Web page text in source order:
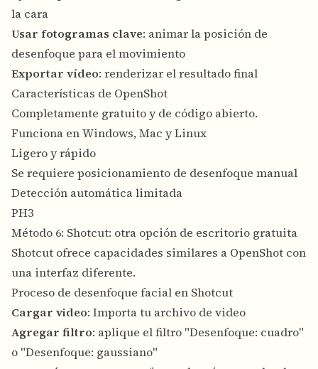
la cara
Usar fotogramas clave: animar la posición de
desenfoque para el movimiento
Exportar vídeo: renderizar el resultado final
Características de OpenShot
Completamente gratuito y de código abierto.
Funciona en Windows, Mac y Linux
Ligero y rápido
Se requiere posicionamiento de desenfoque manual
Detección automática limitada
PH3
Método 6: Shotcut: otra opción de escritorio gratuita
Shotcut ofrece capacidades similares a OpenShot con
una interfaz diferente.
Proceso de desenfoque facial en Shotcut
Cargar video: Importa tu archivo de video
Agregar filtro: aplique el filtro "Desenfoque: cuadro"
o "Desenfoque: gaussiano"